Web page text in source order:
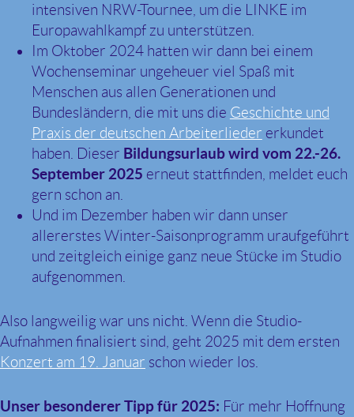
intensiven NRW-Tournee, um die LINKE im
Europawahlkampf zu unterstützen.
Im Oktober 2024 hatten wir dann bei einem
Wochenseminar ungeheuer viel Spaß mit
Menschen aus allen Generationen und
Bundesländern, die mit uns die Geschichte und
Praxis der deutschen Arbeiterlieder erkundet
haben. Dieser Bildungsurlaub wird vom 22.-26.
September 2025 erneut stattfinden, meldet euch
gern schon an.
Und im Dezember haben wir dann unser
allererstes Winter-Saisonprogramm uraufgeführt
und zeitgleich einige ganz neue Stücke im Studio
aufgenommen.
Also langweilig war uns nicht. Wenn die Studio-
Aufnahmen finalisiert sind, geht 2025 mit dem ersten
Konzert am 19. Januar schon wieder los.
Unser besonderer Tipp für 2025: Für mehr Hoffnung